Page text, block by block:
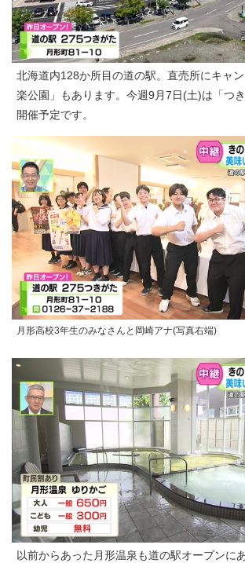
北海道内128か所目の道の駅。直売所にキャ
楽公園」もあります。今週9月7日(土)は「つ
開催予定です。
月形高校3年生のみなさんと岡崎アナ(写真右端)
以前からあった月形温泉も道の駅オープンに